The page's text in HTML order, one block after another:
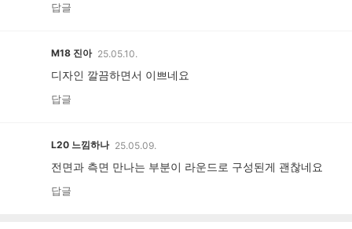
답글
M18 진아 25.05.10.
디자인 깔끔하면서 이쁘네요
답글
L20 느낌하나 25.05.09.
전면과 측면 만나는 부분이 라운드로 구성된게 괜찮네요
답글